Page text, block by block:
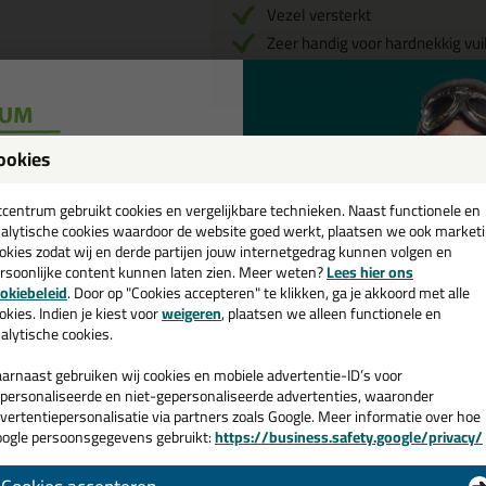
Vezel versterkt
Zeer handig voor hardnekkig vuil
Bloem PowerScrub
Met deze krachtige
materialen! Het doekje heeft twee
schuurpapier, is bedoeld voor
geschikt voor het schoonmaken
ruwe aanpak.
Wanneer gebruik je
Reinigingsdoekjes?
gebruikt cookies en vergelijkbare technieken. Naast functionele en
cookies waardoor de website goed werkt, plaatsen we ook
zodat wij en derde partijen jouw internetgedrag kunnen volgen en
content kunnen laten zien. Meer weten?Lees hier ons
. Door op "Cookies accepteren" te klikken, ga je akkoord met alle
Indien je kiest voorweigeren, plaatsen we alleen functionele en
cookies.
gebruiken wij cookies en mobiele advertentie-ID’s voor
en niet-gepersonaliseerde advertenties, waaronder
via partners zoals Google. Meer informatie over hoe
persoonsgegevens gebruikt:https://business.safety.google/privacy/
💚
en ontvang een
€35,-bij je eerste bestelling!
de actiecode ›